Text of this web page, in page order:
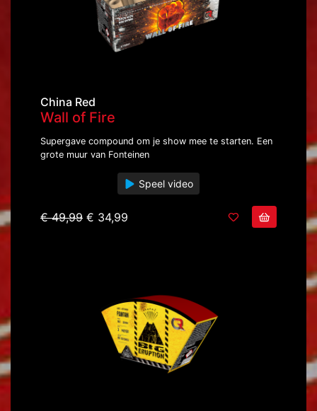
China Red
Wall of Fire
Supergave compound om je show mee te starten. Een
grote muur van Fonteinen
Speel video
€ 49,99 € 34,99